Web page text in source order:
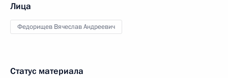
Лица
Федорищев Вячеслав Андреевич
Статус материала